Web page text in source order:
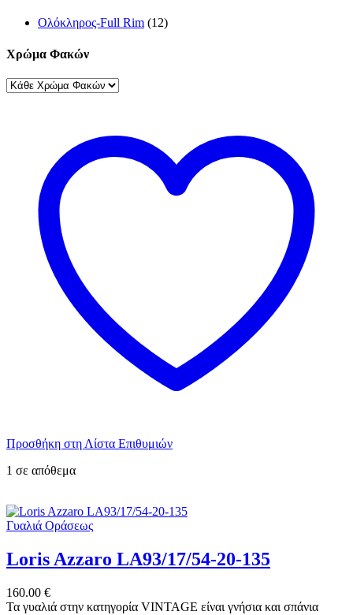
Ολόκληρος-Full Rim (12)
Χρώμα Φακών
Προσθήκη στη Λίστα Επιθυμιών
1 σε απόθεμα
Γυαλιά Οράσεως
Loris Azzaro LA93/17/54-20-135
160.00 €
Τα γυαλιά στην κατηγορία VINTAGE είναι γνήσια και σπάνια